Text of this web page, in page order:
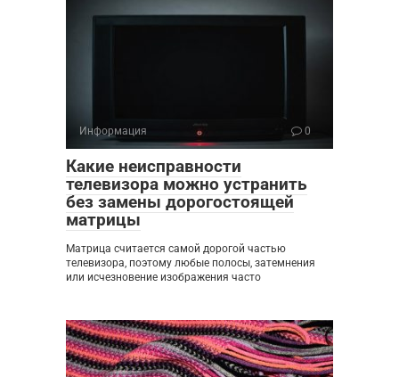
Информация 0
Какие неисправности
телевизора можно устранить
без замены дорогостоящей
матрицы
Матрица считается самой дорогой частью
телевизора, поэтому любые полосы, затемнения
или исчезновение изображения часто